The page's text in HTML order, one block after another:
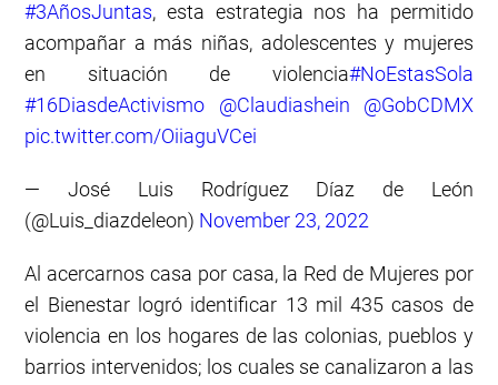
#3AñosJuntas, esta estrategia nos ha permitido
acompañar a más niñas, adolescentes y mujeres
en situación de violencia#NoEstasSola
#16DiasdeActivismo
@Claudiashein
@GobCDMX
pic.twitter.com/OiiaguVCei
— José Luis Rodríguez Díaz de León
(@Luis_diazdeleon) November 23, 2022
Al acercarnos casa por casa, la Red de Mujeres por
el Bienestar logró identificar 13 mil 435 casos de
violencia en los hogares de las colonias, pueblos y
barrios intervenidos; los cuales se canalizaron a las